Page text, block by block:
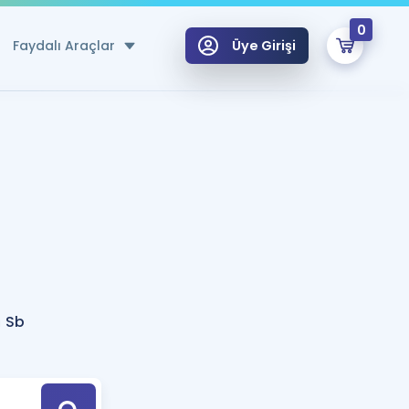
Faydalı Araçlar
Hesaplama Aracı
için Öneriler
Tek Takvimde
Üye Girişi
0
Hoca ile seni sınava hazırlayacak onlarca eğitim seni bekliyor!